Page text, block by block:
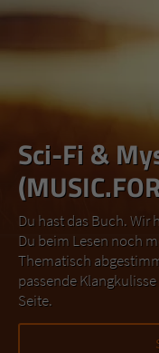
Sci-Fi &
Du hast das Buch.
Du beim Lesen noch
Thematisch
passende
Seite.